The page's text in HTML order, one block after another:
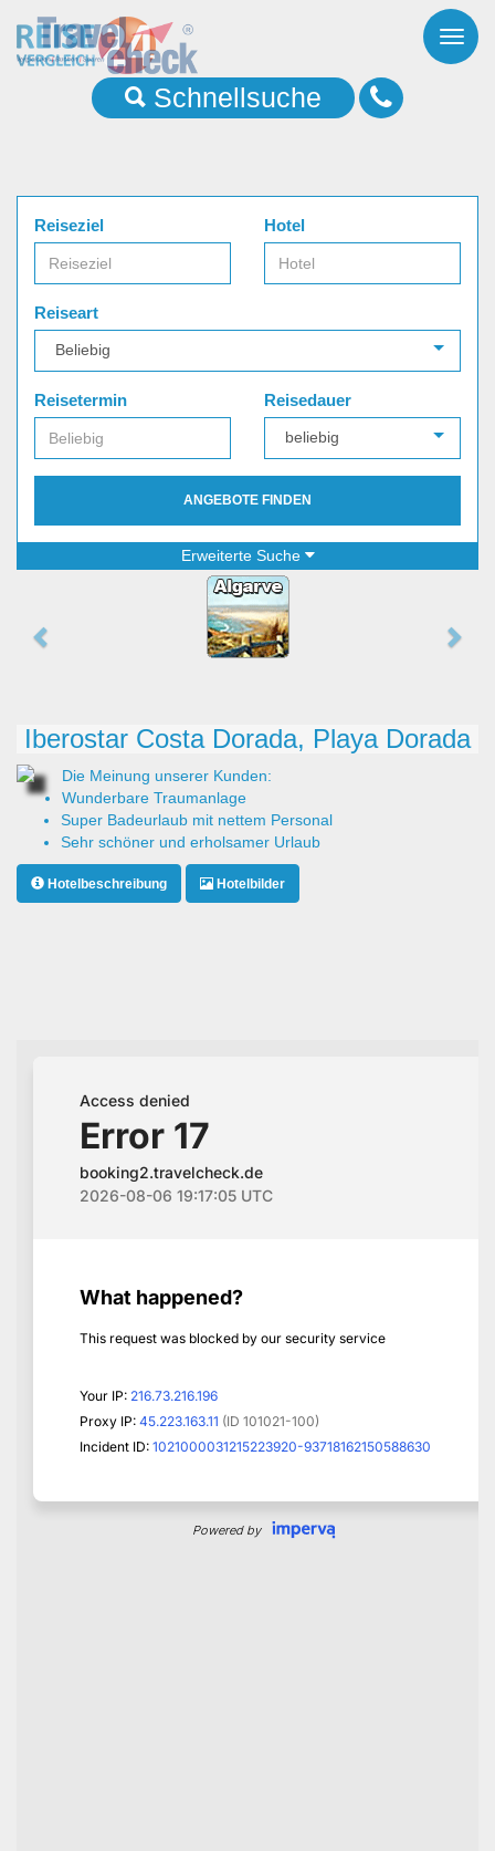
Toggle
Schnellsuche
Reiseziel Hotel
Reiseart
Reisetermin Reisedauer
ANGEBOTE FINDEN
Erweiterte Suche
Iberostar Costa Dorada, Playa Dorada
Die Meinung unserer Kunden:
Wunderbare Traumanlage
Super Badeurlaub mit nettem Personal
Sehr schöner und erholsamer Urlaub
Hotelbeschreibung Hotelbilder